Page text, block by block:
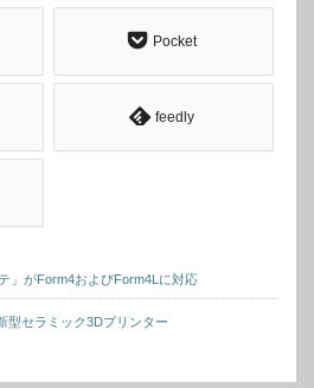
Pocket
feedly
」がForm4およびForm4Lに対応
型セラミック3Dプリンター